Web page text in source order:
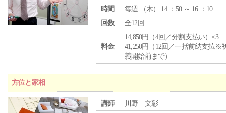
時間
毎週 （木） 14 ：50 ～ 16 ：10
回数
全12回
料金
14,850円（4回／分割支払い）×3
41,250円（12回／一括前納支払※
義開始前まで）
方位と家相
講師 川野 文彰